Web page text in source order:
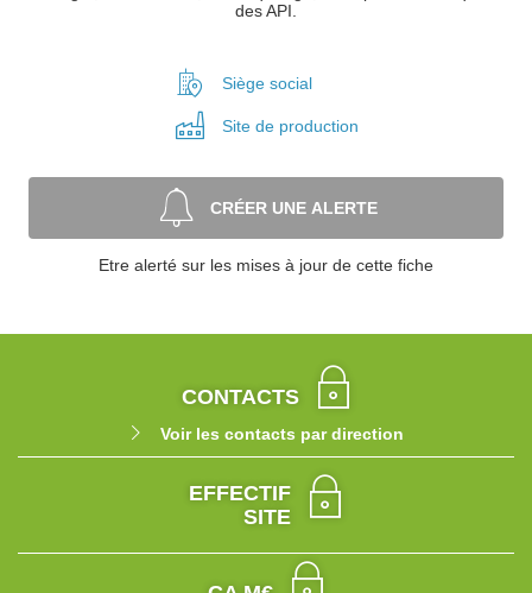
des API.
Siège social
Site de production
CRÉER UNE ALERTE
Etre alerté sur les mises à jour de cette fiche
CONTACTS
Voir les contacts par direction
EFFECTIF
SITE